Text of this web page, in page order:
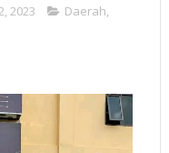
2023 Daerah,